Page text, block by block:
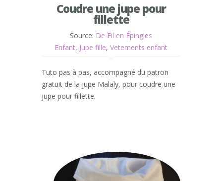
Coudre une jupe pour
fillette
Source: De Fil en Épingles
Enfant, Jupe fille, Vetements enfant
Tuto pas à pas, accompagné du patron
gratuit de la jupe Malaly, pour coudre une
jupe pour fillette.